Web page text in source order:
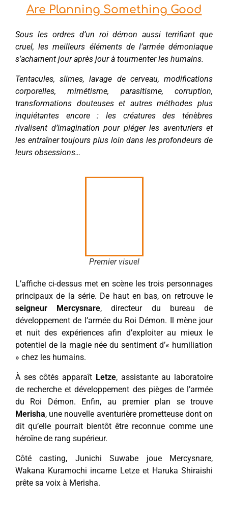
Are Planning Something Good
Sous les ordres d’un roi démon aussi terrifiant que
cruel, les meilleurs éléments de l’armée démoniaque
s’acharnent jour après jour à tourmenter les humains.
Tentacules, slimes, lavage de cerveau, modifications
corporelles, mimétisme, parasitisme, corruption,
transformations douteuses et autres méthodes plus
inquiétantes encore : les créatures des ténèbres
rivalisent d’imagination pour piéger les aventuriers et
les entraîner toujours plus loin dans les profondeurs de
leurs obsessions…
Premier visuel
L’affiche ci-dessus met en scène les trois personnages
principaux de la série. De haut en bas, on retrouve le
seigneur Mercysnare, directeur du bureau de
développement de l’armée du Roi Démon. Il mène jour
et nuit des expériences afin d’exploiter au mieux le
potentiel de la magie née du sentiment d’« humiliation
» chez les humains.
À ses côtés apparaît Letze, assistante au laboratoire
de recherche et développement des pièges de l’armée
du Roi Démon. Enfin, au premier plan se trouve
Merisha, une nouvelle aventurière prometteuse dont on
dit qu’elle pourrait bientôt être reconnue comme une
héroïne de rang supérieur.
Côté casting, Junichi Suwabe joue Mercysnare,
Wakana Kuramochi incarne Letze et Haruka Shiraishi
prête sa voix à Merisha.